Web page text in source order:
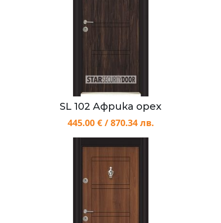
SL 102 Африка орех
445.00 € / 870.34 лв.